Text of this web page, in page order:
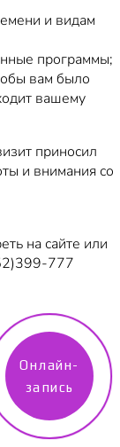
и видам
программы;
вам было
вашему
приносил
и внимания со
на сайте или
777
Онлайн-
запись